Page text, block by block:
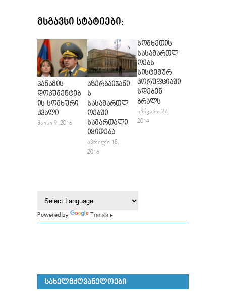
ᲛᲡᲒᲐᲕᲡᲘ ᲡᲢᲐᲢᲘᲔᲑᲘ:
პანამის
დოკუმენტებ
ის სომხური
კვალი
ᲛᲐᲘᲡᲘ 9, 2016
აზერბაიჯანი
ს
სასამართლ
ოებში
სამართალი
იყიდება
ᲐᲞᲠᲘᲚᲘ 18,
2016
სომხეთის
სასამართლ
ოებს
სისტემურ
კორუფციაში
სდებენ
ბრალს
ᲘᲐᲜᲕᲐᲠᲘ 27,
2014
Powered by Translate
ᲡᲐᲮᲔᲚᲛᲫᲦᲕᲐᲜᲔᲚᲝᲔᲑᲘ